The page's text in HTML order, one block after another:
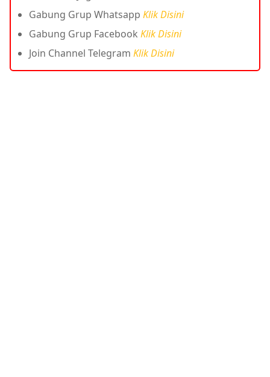
Gabung Grup Whatsapp Klik Disini
Gabung Grup Facebook Klik Disini
Join Channel Telegram Klik Disini